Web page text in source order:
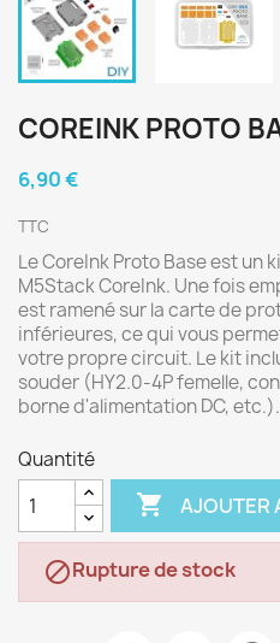
COREINK PROTO
6,90 €
TTC
Le CoreInk Proto Base est un
M5Stack CoreInk. Une fois
est ramené sur la carte de
inférieures, ce qui vous
votre propre circuit. Le kit
souder (HY2.0-4P femelle,
borne d'alimentation DC, etc.).
Quantité
 AJOUTER
Rupture de stock